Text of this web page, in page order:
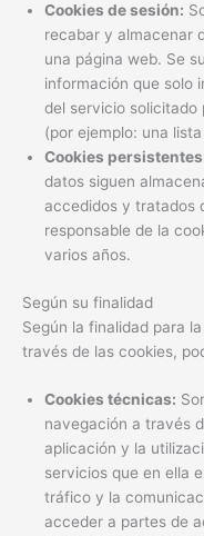
Cookies de sesión:
recabar y almacenar
una página web. Se
información que solo
del servicio solicitado
(por ejemplo: una
Cookies
datos siguen
accedidos y tratados
responsable de la
varios años.
Según su finalidad
Según la finalidad para
través de las cookies,
Cookies técnicas:
navegación a través
aplicación y la
servicios que en ella
tráfico y la
acceder a partes de